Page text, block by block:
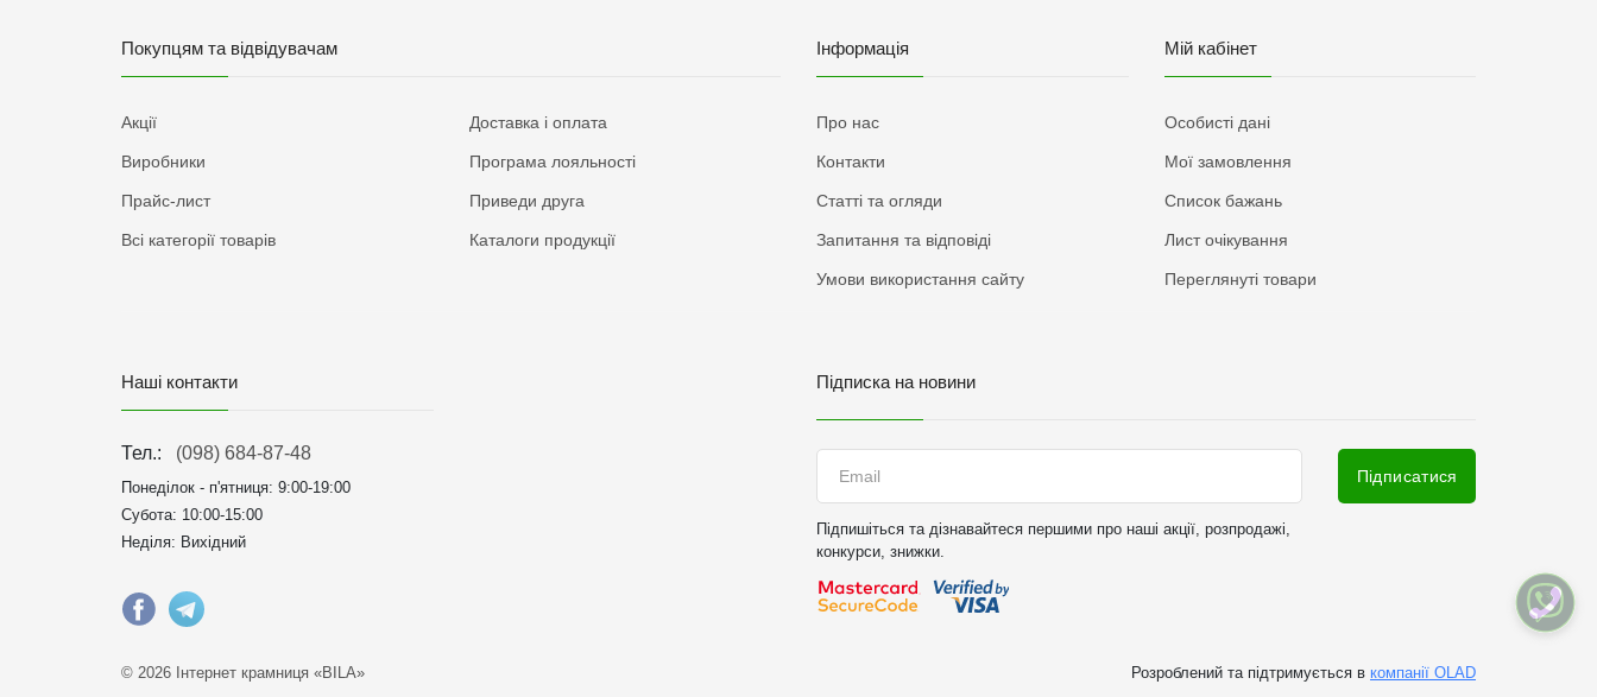
Покупцям та відвідувачам
Акції
Виробники
Прайс-лист
Всі категорії товарів
Доставка і оплата
Програма лояльності
Приведи друга
Каталоги продукції
Інформація
Про нас
Контакти
Статті та огляди
Запитання та відповіді
Умови використання сайту
Мій кабінет
Особисті дані
Мої замовлення
Список бажань
Лист очікування
Переглянуті товари
Наші контакти
Тел.: (098) 684-87-48
Понеділок - п'ятниця: 9:00-19:00
Субота: 10:00-15:00
Неділя: Вихідний
Підписка на новини
Підпишіться та дізнавайтеся першими про наші акції, розпродажі,
конкурси, знижки.
Підписатися
© 2026 Інтернет крамниця «BILA» Розроблений та підтримується в компанії OLAD